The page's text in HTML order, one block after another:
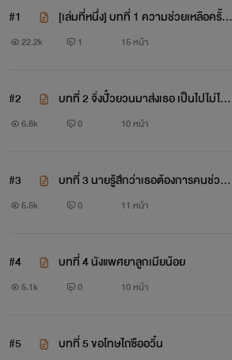
#1
[เล่มที่หนึ่ง] บทที่ 1 ความช่วยเหลือครั้งแ
ล้วครั้งเล่าของจิ่งปั๋วยวน
22.2k 1 15 หน้า
#2
บทที่ 2 จิ่งปั๋วยวนมาส่งเธอ เป็นไปไม่ได้ห
รอก!
6.8k 0 10 หน้า
#3
บทที่ 3 นายรู้สึกว่าเธอต้องการคนช่วยไ
หมล่ะ
5.5k 0 11 หน้า
#4 บทที่ 4 นังแพศยาลูกเมียน้อย
5.1k 0 10 หน้า
#5 บทที่ 5 ขอโทษไถซืออวิ๋น